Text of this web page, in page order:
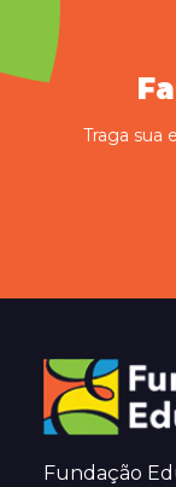
Traga sua
Fundação